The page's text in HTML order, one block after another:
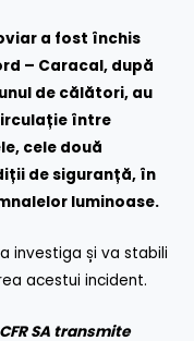
a fost închis
– Caracal, după
de călători, au
între
cele două
de siguranță, în
luminoase.
investiga și va stabili
acestui incident.
SA transmite